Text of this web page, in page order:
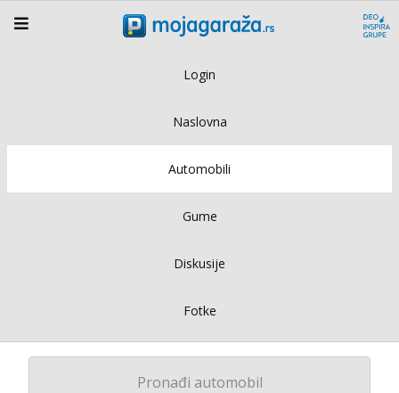
Login
Naslovna
Automobili
Gume
Diskusije
Fotke
Pronađi automobil